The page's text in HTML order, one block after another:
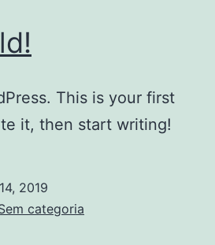
This is your first
it, then start writing!
2019
categoria